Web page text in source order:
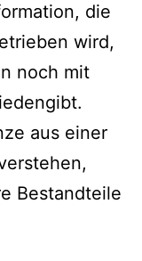
die
wird,
noch mit
aus einer
Bestandteile